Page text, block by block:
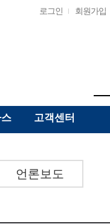
로그인 회원가입
고객센터
언론보도